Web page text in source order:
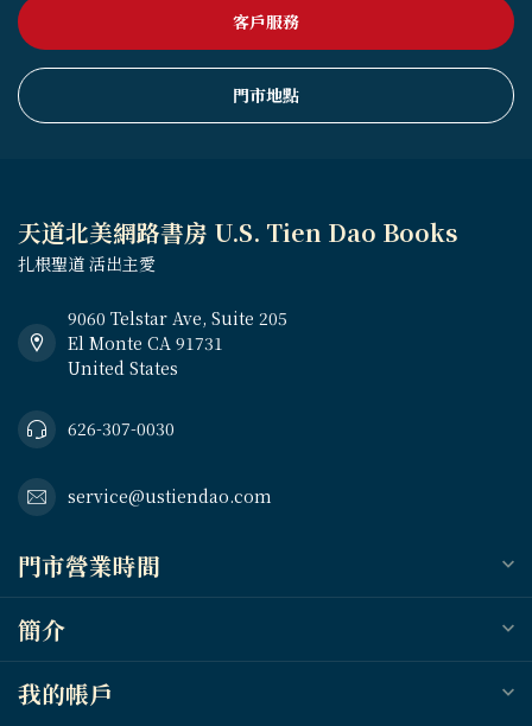
客戶服務
門市地點
天道北美網路書房 U.S. Tien Dao Books
扎根聖道 活出主愛
9060 Telstar Ave, Suite 205
El Monte CA 91731
United States
626-307-0030
service@ustiendao.com
門市營業時間
簡介
我的帳戶